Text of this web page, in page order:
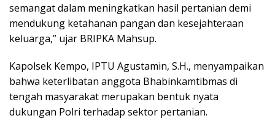
semangat dalam meningkatkan hasil pertanian demi
mendukung ketahanan pangan dan kesejahteraan
keluarga,” ujar BRIPKA Mahsup.
Kapolsek Kempo, IPTU Agustamin, S.H., menyampaikan
bahwa keterlibatan anggota Bhabinkamtibmas di
tengah masyarakat merupakan bentuk nyata
dukungan Polri terhadap sektor pertanian.